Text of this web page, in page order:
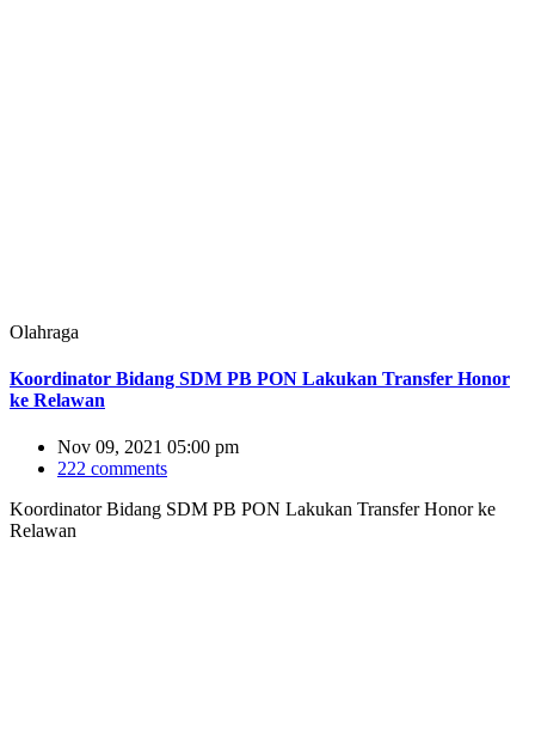
Olahraga
Koordinator Bidang SDM PB PON Lakukan Transfer Honor
ke Relawan
Nov 09, 2021 05:00 pm
222 comments
Koordinator Bidang SDM PB PON Lakukan Transfer Honor ke
Relawan